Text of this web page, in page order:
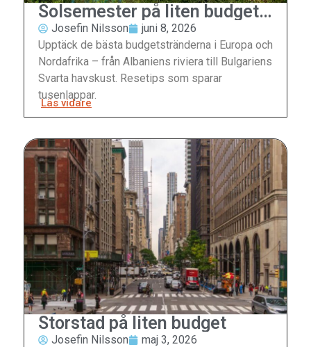
Solsemester på liten budget
– de bästa stränderna som
inte kostar en förmögenhet
Josefin Nilsson
juni 8, 2026
Upptäck de bästa budgetstränderna i Europa och
Nordafrika – från Albaniens riviera till Bulgariens
Svarta havskust. Resetips som sparar
tusenlappar.
Läs vidare
Storstad på liten budget
Josefin Nilsson
maj 3, 2026